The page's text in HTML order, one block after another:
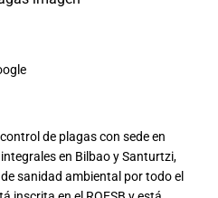
de plagas con sede en
en Bilbao y Santurtzi,
sanidad ambiental por todo el